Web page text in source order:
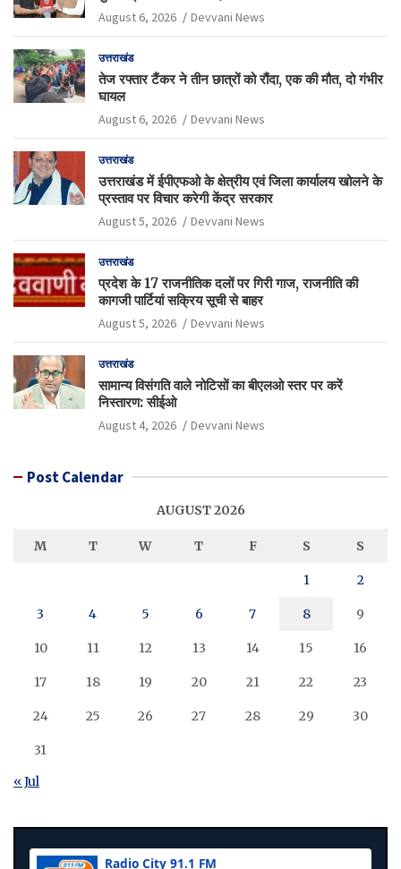
August 6, 2026 Devvani News
उत्तराखंड
तेज रफ्तार टैंकर ने तीन छात्रों को रौंदा, एक की मौत, दो गंभीर
घायल
August 6, 2026 Devvani News
उत्तराखंड
उत्तराखंड में ईपीएफओ के क्षेत्रीय एवं जिला कार्यालय खोलने के
प्रस्ताव पर विचार करेगी केंद्र सरकार
August 5, 2026 Devvani News
उत्तराखंड
प्रदेश के 17 राजनीतिक दलों पर गिरी गाज, राजनीति की
कागजी पार्टियां सक्रिय सूची से बाहर
August 5, 2026 Devvani News
उत्तराखंड
सामान्य विसंगति वाले नोटिसों का बीएलओ स्तर पर करें
निस्तारण: सीईओ
August 4, 2026 Devvani News
Post Calendar
AUGUST 2026
M T W T F S S
1 2
3 4 5 6 7 8 9
10 11 12 13 14 15 16
17 18 19 20 21 22 23
24 25 26 27 28 29 30
31
« Jul